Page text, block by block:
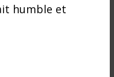
humble et